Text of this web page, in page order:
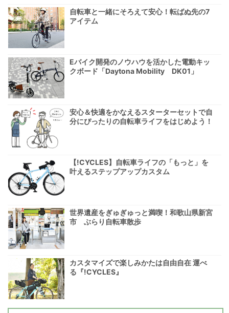
自転車と一緒にそろえて安心！転ばぬ先の7
アイテム
Eバイク開発のノウハウを活かした電動キッ
クボード「Daytona Mobility DK01」
安心＆快適をかなえるスターターセットで自
分にぴったりの自転車ライフをはじめよう！
【!CYCLES】自転車ライフの「もっと」を
叶えるステップアップカスタム
世界遺産をぎゅぎゅっと満喫！和歌山県新宮
市 ぶらり自転車散歩
カスタマイズで楽しみかたは自由自在 運べ
る『!CYCLES』